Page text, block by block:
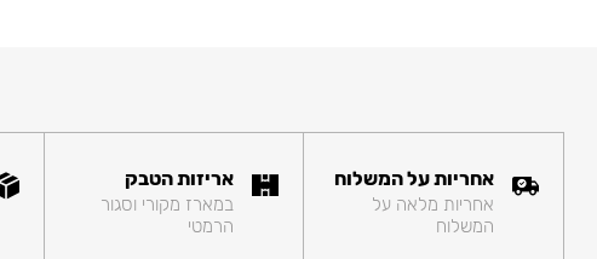
אחריות על המשלוח
אחריות מלאה על
המשלוח
אריזות הטבק
במארז מקורי וסגור
הרמטי